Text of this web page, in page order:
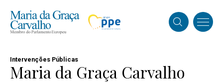
Intervenções Públicas
Maria da Graça Carvalho